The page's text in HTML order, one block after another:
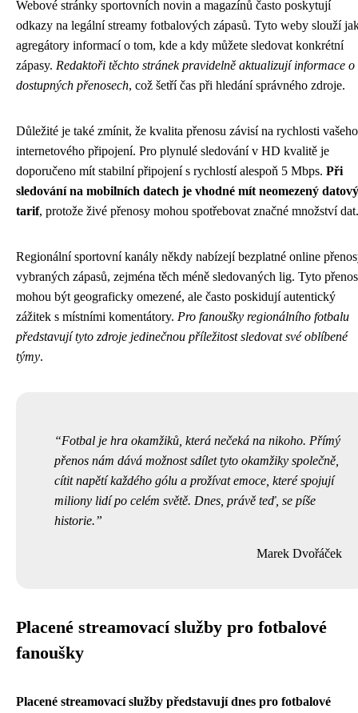
Webové stránky sportovních novin a magazínů často poskytují
odkazy na legální streamy fotbalových zápasů. Tyto weby slouží
agregátory informací o tom, kde a kdy můžete sledovat konkrétní
zápasy. Redaktoři těchto stránek pravidelně aktualizují informace o
dostupných přenosech, což šetří čas při hledání správného zdroje.
Důležité je také zmínit, že kvalita přenosu závisí na rychlosti vašeho
internetového připojení. Pro plynulé sledování v HD kvalitě je
doporučeno mít stabilní připojení s rychlostí alespoň 5 Mbps. Při
sledování na mobilních datech je vhodné mít neomezený datový
tarif, protože živé přenosy mohou spotřebovat značné množství dat.
Regionální sportovní kanály někdy nabízejí bezplatné online
vybraných zápasů, zejména těch méně sledovaných lig. Tyto
mohou být geograficky omezené, ale často poskidují autentický
zážitek s místními komentátory. Pro fanoušky regionálního fotbalu
představují tyto zdroje jedinečnou příležitost sledovat své oblíbené
týmy.
Fotbal je hra okamžiků, která nečeká na nikoho. Přímý
přenos nám dává možnost sdílet tyto okamžiky společně,
cítit napětí každého gólu a prožívat emoce, které spojují
miliony lidí po celém světě. Dnes, právě teď, se píše
historie.
Marek Dvořáček
Placené streamovací služby pro fotbalové
fanoušky
Placené streamovací služby představují dnes pro fotbalové